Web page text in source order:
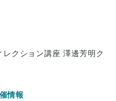
クション講座 澤邊芳明ク
情報